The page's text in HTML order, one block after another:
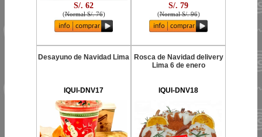
S/. 62
(Normal S/. 76)
S/. 79
(Normal S/. 96)
Desayuno de Navidad Lima
IQUI-DNV17
Rosca de Navidad delivery
Lima 6 de enero
IQUI-DNV18